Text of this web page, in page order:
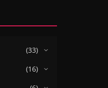
(33)
(16)